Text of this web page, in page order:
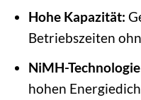
Hohe Kapazität:
Betriebszeiten
NiMH-
hohen